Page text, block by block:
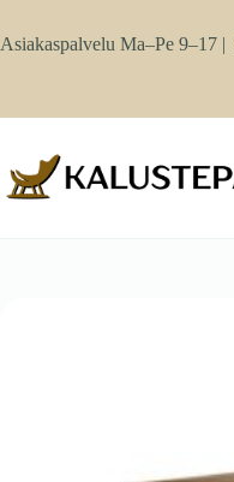
content
Asiakaspalvelu Ma–Pe 9–17 |